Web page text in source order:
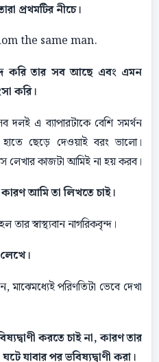
প্রথমটির নীচে।
the same man.
তার সব আছে এবং এমন
করি।
এ ব্যাপারটাকে বেশি সমর্থন
ছেড়ে দেওয়াই বরং ভালাে।
লেখার কাজটা আমিই না হয় করব।
আমি তা লিখতে চাই।
স্বাস্থ্যবান নাগরিকবৃন্দ।
লেখে।
পরিণতিটা ভেবে দেখা
করতে চাই না, কারণ তার
যাবার পর ভবিষ্যদ্বাণী করা।